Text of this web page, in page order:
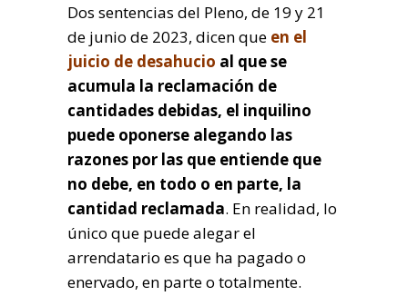
Dos sentencias del Pleno, de 19 y 21
de junio de 2023, dicen que en el
juicio de desahucio al que se
acumula la reclamación de
cantidades debidas, el inquilino
puede oponerse alegando las
razones por las que entiende que
no debe, en todo o en parte, la
cantidad reclamada. En realidad, lo
único que puede alegar el
arrendatario es que ha pagado o
enervado, en parte o totalmente.